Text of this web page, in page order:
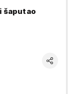
šaputao